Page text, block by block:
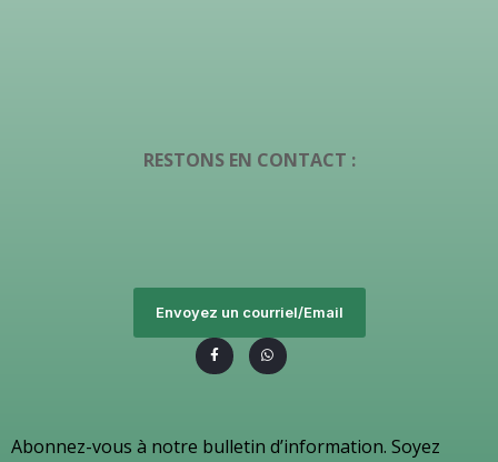
RESTONS EN CONTACT :
Envoyez un courriel/Email
Abonnez-vous à notre bulletin d’information. Soyez